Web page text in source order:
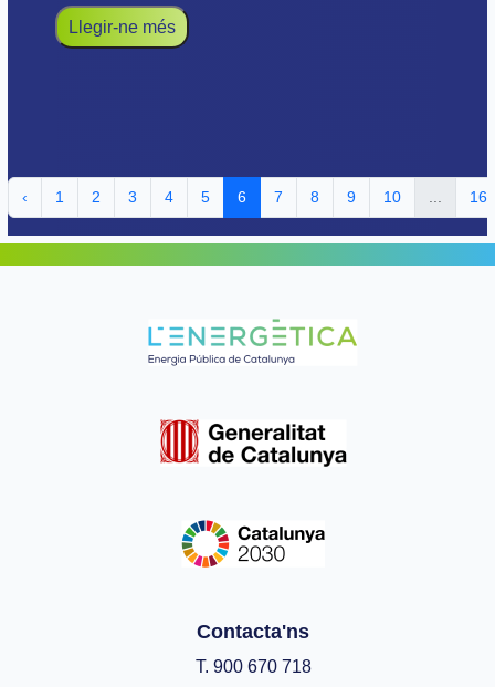
Llegir-ne més
‹ 1 2 3 4 5 6 7 8 9 10 16
Contacta'ns
T. 900 670 718